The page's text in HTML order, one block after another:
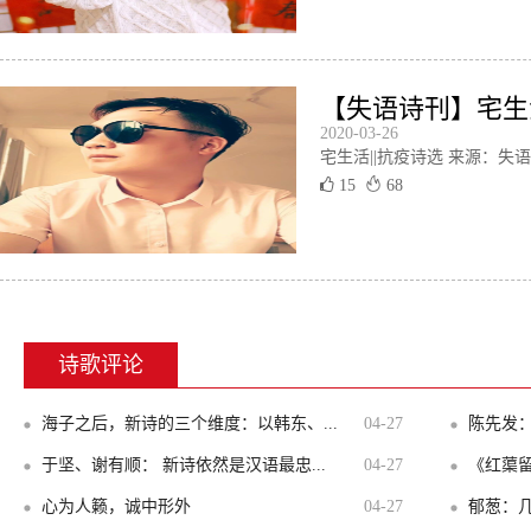
【失语诗刊】宅
2020-03-26
宅生活||抗疫诗选 来源：失
15
68
诗歌评论
海子之后，新诗的三个维度：以韩东、... 04-27 陈先发
于坚、谢有顺： 新诗依然是汉语最忠... 04-27 《红
心为人籁，诚中形外 04-27 郁葱：